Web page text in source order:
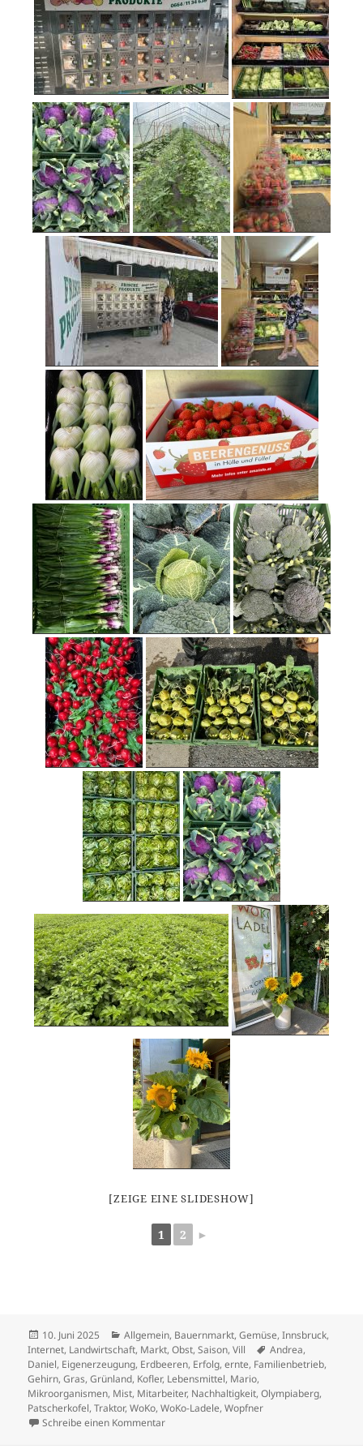
[ZEIGE EINE SLIDESHOW]
1 2 ►
Veröffentlicht
am
10. Juni 2025 Kategorien
Allgemein, Bauernmarkt,Gemüse,Innsbruck,
Internet, Landwirtschaft, Markt,Obst,Saison,Vill Schlagwörter
Andrea,
Daniel, Eigenerzeugung, Erdbeeren, Erfolg,ernte, Familienbetrieb,
Gehirn,Gras,Grünland, Kofler, Lebensmittel, Mario,
Mikroorganismen, Mist, Mitarbeiter, Nachhaltigkeit,Olympiaberg,
Patscherkofel,Traktor,WoKo,WoKo-Ladele,Wopfner
Schreibe einen Kommentarzu Sommer 2025